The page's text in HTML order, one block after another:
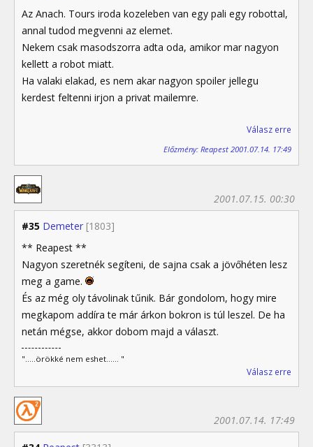
Az Anach. Tours iroda kozeleben van egy pali egy robottal,
annal tudod megvenni az elemet.
Nekem csak masodszorra adta oda, amikor mar nagyon
kellett a robot miatt.
Ha valaki elakad, es nem akar nagyon spoiler jellegu
kerdest feltenni irjon a privat mailemre.
Válasz erre
Előzmény: Reapest 2001.07.14. 17:49
#35 Demeter [1803]
2001.07.15. 00:30
** Reapest **
Nagyon szeretnék segíteni, de sajna csak a jövőhéten lesz
meg a game.
És az még oly távolinak tűnik. Bár gondolom, hogy mire
megkapom addíra te már árkon bokron is túl leszel. De ha
netán mégse, akkor dobom majd a választ.
".....örökké nem eshet...... "
Válasz erre
2001.07.14. 17:49